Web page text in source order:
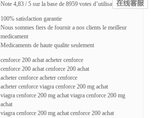
Note 4,83 / 5 sur la base de 8959 votes d’utilisateurs
100% satisfaction garantie
Nous sommes fiers de fournir a nos clients le meilleur
medicament
Medicaments de haute qualite seulement
cenforce 200 achat acheter cenforce
cenforce 200 achat cenforce 200 achat
acheter cenforce acheter cenforce
acheter cenforce viagra cenforce 200 mg achat
viagra cenforce 200 mg achat viagra cenforce 200 mg
achat
viagra cenforce 200 mg achat cenforce 200 achat